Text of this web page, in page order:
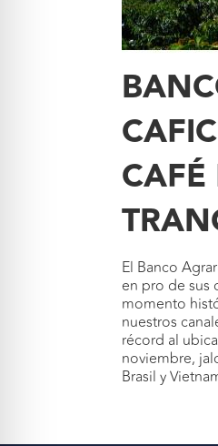
El Banco
en pro de sus
momento
nuestros
récord al
noviembre,
Brasil y